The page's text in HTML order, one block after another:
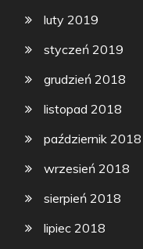
luty 2019
styczeń 2019
grudzień 2018
listopad 2018
październik 2018
wrzesień 2018
sierpień 2018
lipiec 2018